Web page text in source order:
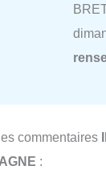
commentaires
: